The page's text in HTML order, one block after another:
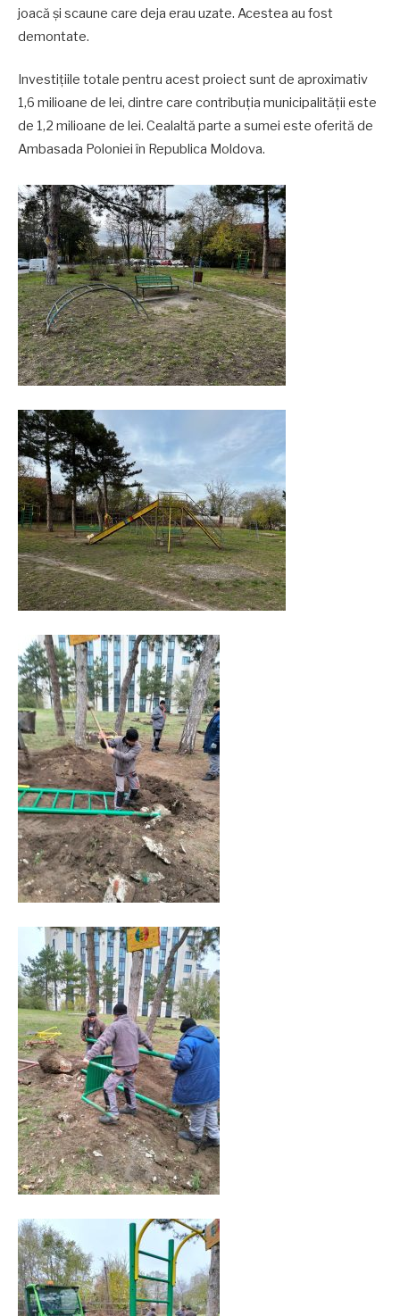
joacă și scaune care deja erau uzate. Acestea au fost
demontate.
Investițiile totale pentru acest proiect sunt de aproximativ
1,6 milioane de lei, dintre care contribuția municipalității este
de 1,2 milioane de lei. Cealaltă parte a sumei este oferită de
Ambasada Poloniei în Republica Moldova.